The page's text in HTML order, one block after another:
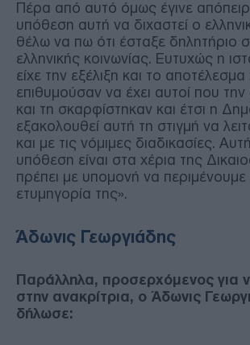
Πέρα από αυτό όμως έγινε
υπόθεση αυτή να διχαστεί ο
θέλω να πω ότι έσταξε δηλητήριο
ελληνικής κοινωνίας. Ευτυχώς η
είχε την εξέλιξη και το
επιθυμούσαν να έχει αυτοί που
και τη σκαρφίστηκαν και έτσι η
εξακολουθεί αυτή τη στιγμή να
και με τις νόμιμες διαδικασίες.
υπόθεση είναι στα χέρια της
πρέπει με υπομονή να περιμένουμε
ετυμηγορία της».
Άδωνις Γεωργιάδης
Παράλληλα, προσερχόμενος για
στην ανακρίτρια, ο Άδωνις
δήλωσε: